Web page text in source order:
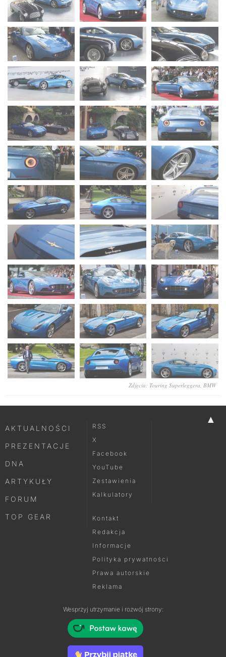
Zdjęcia: Touring Superleggera, BMW
▲
AKTUALNOŚCI
PREZENTACJE
DNA
ARTYKUŁY
FORUM
TOP GEAR
RSS
X
Facebook
YouTube
Zestawienia
Kalkulatory
Kontakt
Redakcja
Informacje
Polityka prywatności
Prawa autorskie
Reklama
Wesprzyj utrzymanie i rozwój strony: